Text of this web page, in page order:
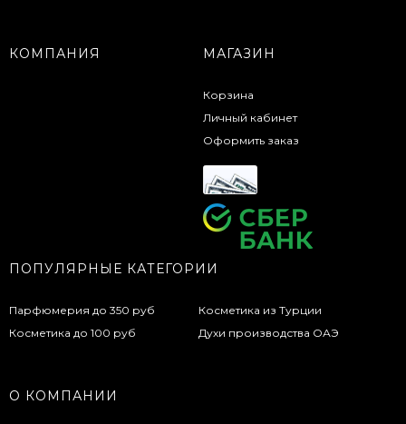
КОМПАНИЯ МАГАЗИН
Корзина
Личный кабинет
Оформить заказ
ПОПУЛЯРНЫЕ КАТЕГОРИИ
Парфюмерия до 350 руб
Косметика до 100 руб
Косметика из Турции
Духи производства ОАЭ
О КОМПАНИИ